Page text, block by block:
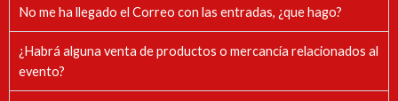
No me ha llegado el Correo con las entradas, ¿que hago?
¿Habrá alguna venta de productos o mercancía relacionados al
evento?